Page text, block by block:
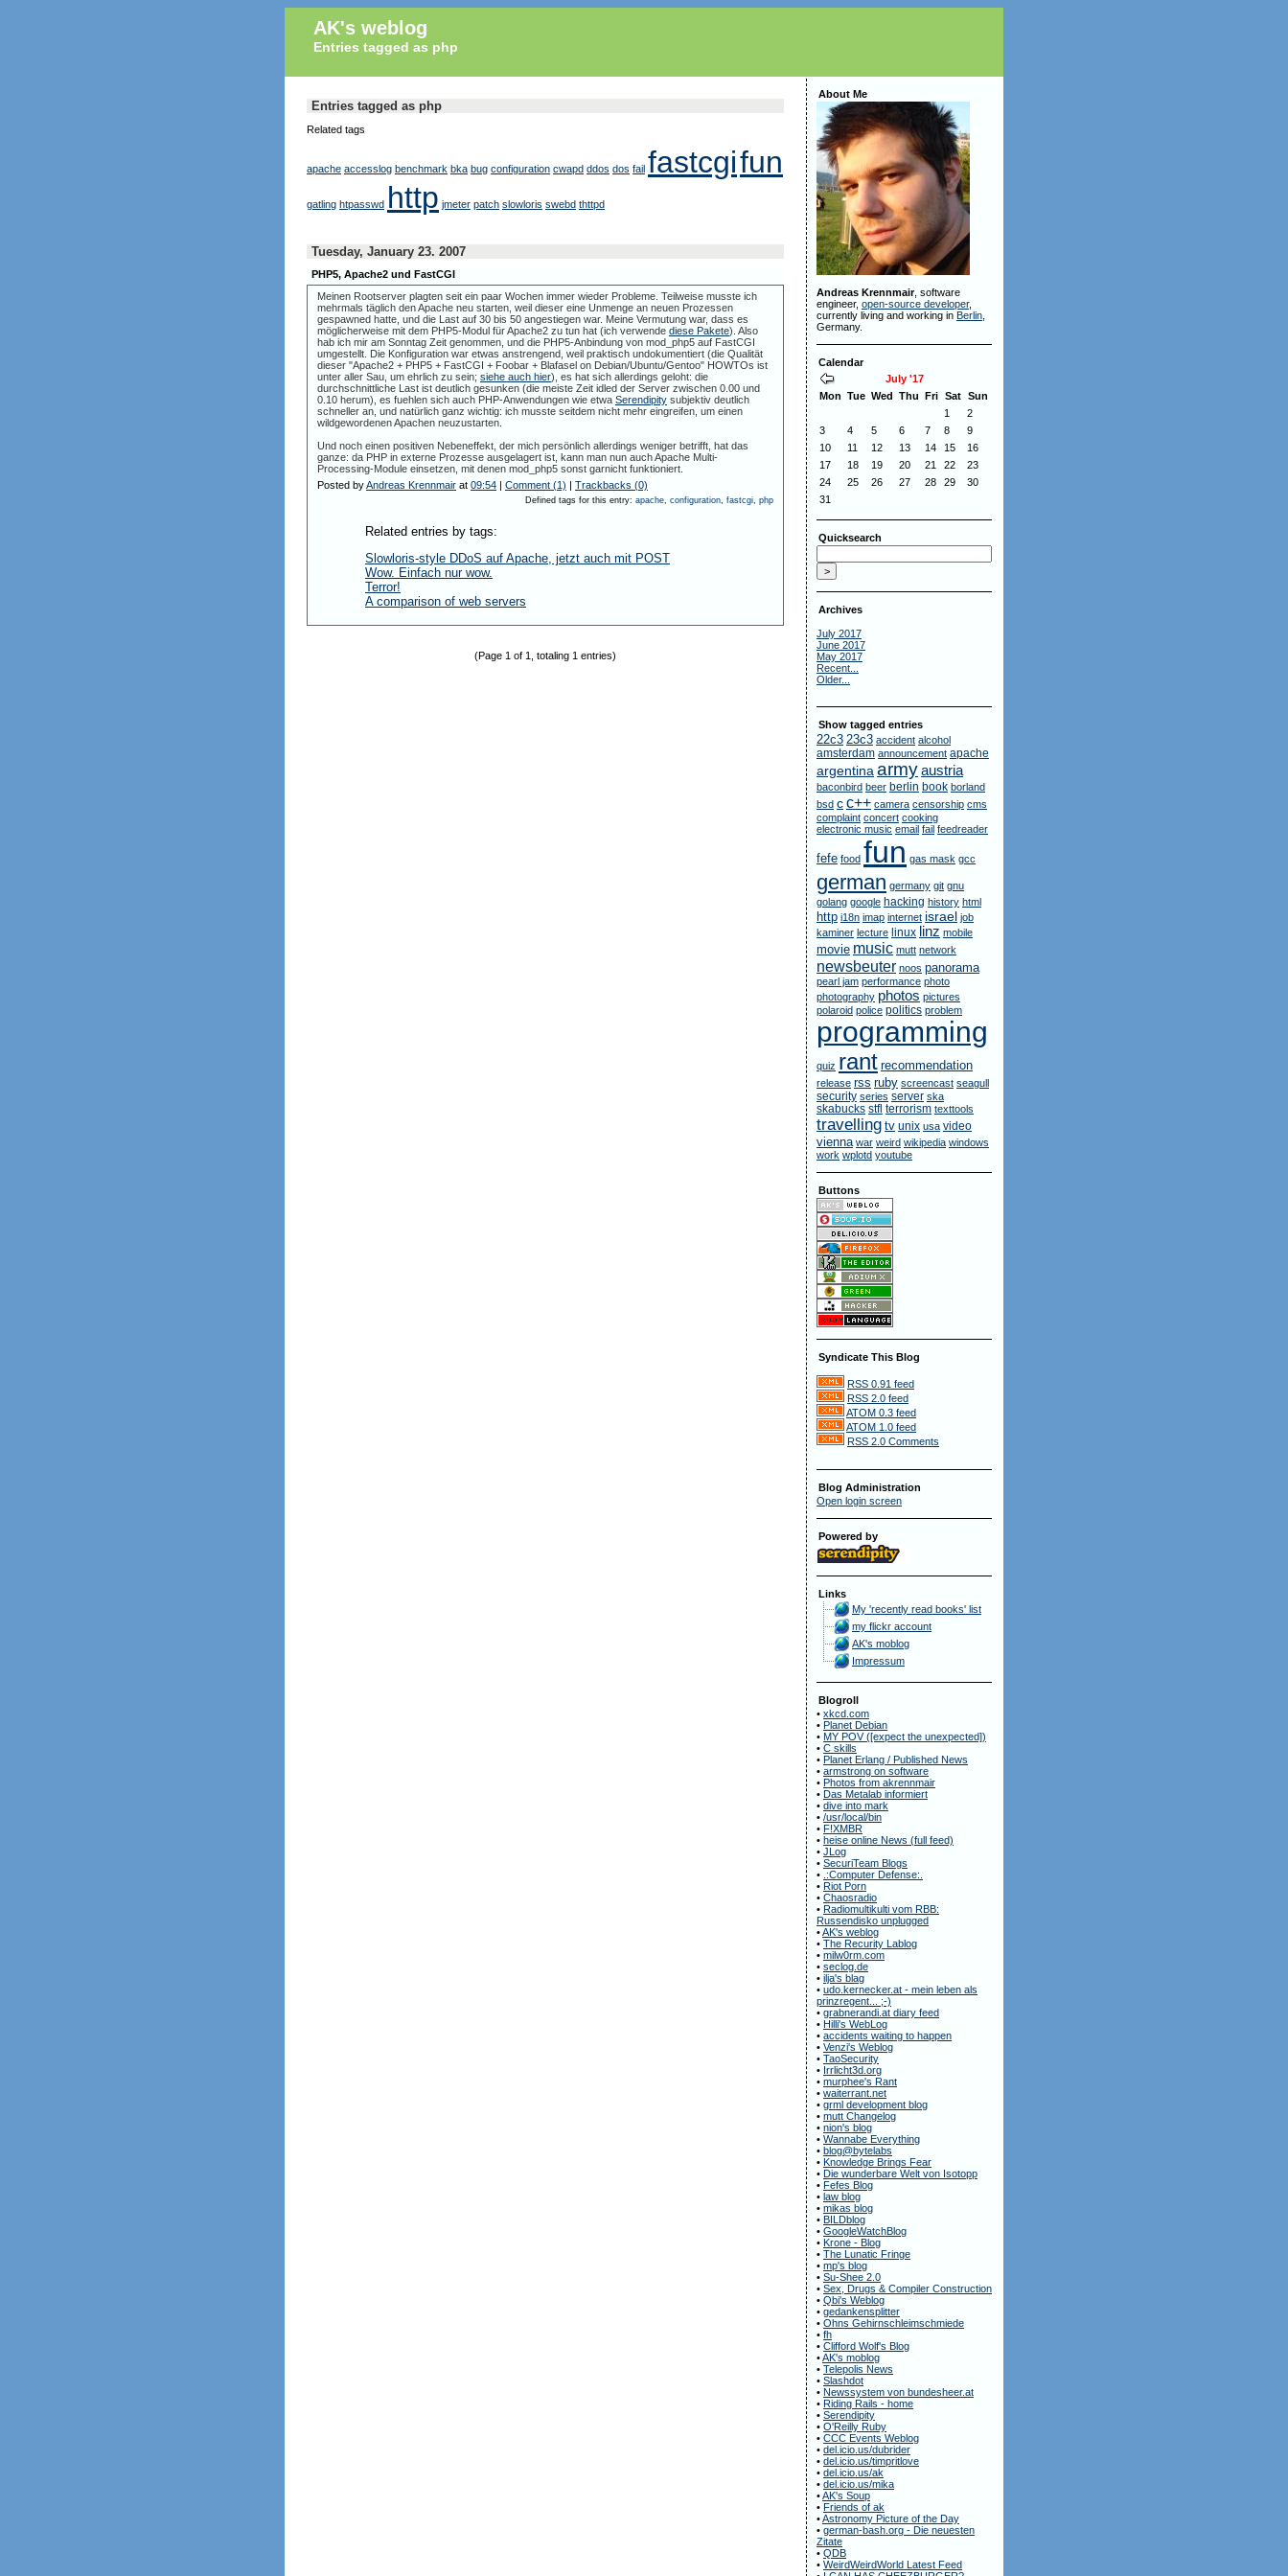
AK's weblog
Entries tagged as php
Entries tagged as php
Related tags
apache accesslog benchmark bka bug configuration cwapd ddos dos fail fastcgifun
gatling htpasswd http jmeter patch slowloris swebd thttpd
Tuesday, January 23. 2007
PHP5, Apache2 und FastCGI
Meinen Rootserver plagten seit ein paar Wochen immer wieder Probleme. Teilweise musste ich
mehrmals täglich den Apache neu starten, weil dieser eine Unmenge an neuen Prozessen
gespawned hatte, und die Last auf 30 bis 50 angestiegen war. Meine Vermutung war, dass es
möglicherweise mit dem PHP5-Modul für Apache2 zu tun hat (ich verwende diese Pakete). Also
hab ich mir am Sonntag Zeit genommen, und die PHP5-Anbindung von mod_php5 auf FastCGI
umgestellt. Die Konfiguration war etwas anstrengend, weil praktisch undokumentiert (die Qualität
dieser "Apache2 + PHP5 + FastCGI + Foobar + Blafasel on Debian/Ubuntu/Gentoo" HOWTOs ist
unter aller Sau, um ehrlich zu sein; siehe auch hier), es hat sich allerdings geloht: die
durchschnittliche Last ist deutlich gesunken (die meiste Zeit idled der Server zwischen 0.00 und
0.10 herum), es fuehlen sich auch PHP-Anwendungen wie etwa Serendipity subjektiv deutlich
schneller an, und natürlich ganz wichtig: ich musste seitdem nicht mehr eingreifen, um einen
wildgewordenen Apachen neuzustarten.
Und noch einen positiven Nebeneffekt, der mich persönlich allerdings weniger betrifft, hat das
ganze: da PHP in externe Prozesse ausgelagert ist, kann man nun auch Apache Multi-
Processing-Module einsetzen, mit denen mod_php5 sonst garnicht funktioniert.
Posted byAndreas Krennmair at 09:54 Comment (1) Trackbacks (0)
Defined tags for this entry: apache, configuration, fastcgi, php
Related entries by tags:
Slowloris-style DDoS auf Apache, jetzt auch mit POST
Wow. Einfach nur wow.
Terror!
A comparison of web servers
(Page 1 of 1, totaling 1 entries)
About Me
Andreas Krennmair, software
engineer, open-source developer,
currently living and working in Berlin
Germany.
Calendar
July '17
Mon Tue Wed Thu Fri Sat
Sun
1
2
3
4 5 6 7 8
9
10
11 12 13 14 15
16
17
18 19 20 21 22
23
24
25 26 27 28 29
30
31
Quicksearch
Archives
July 2017
June 2017
May 2017
Recent...
Older...
Show tagged entries
22c3 23c3 accident alcohol
amsterdam announcement apache
argentinaarmyaustria
baconbird beer berlin book borland
bsd c c++ camera censorship cms
complaint concert cooking
electronic music email fail feedreader
fefe food fun gas mask gcc
german germany git gnu
golang google hacking history html
http i18n imap internet israel job
kaminer lecture linux linz mobile
movie music mutt network
newsbeuter noos panorama
pearl jam performance photo
photography photos pictures
polaroid police politics problem
programming
quiz rant recommendation
release rss ruby screencast seagull
security series server ska
skabucks stfl terrorism texttools
travelling tv unix usa video
vienna war weird wikipedia windows
work wplotd youtube
Buttons
Syndicate This Blog
RSS 0.91 feed
RSS 2.0 feed
ATOM 0.3 feed
ATOM 1.0 feed
RSS 2.0 Comments
Blog Administration
Open login screen
Powered by
Links
My 'recently read books' list
my flickr account
AK's moblog
Impressum
Blogroll
• xkcd.com
• Planet Debian
• MY POV ([expect the unexpected])
• C skills
• Planet Erlang / Published News
• armstrong on software
• Photos from akrennmair
• Das Metalab informiert
• dive into mark
• /usr/local/bin
• F!XMBR
• heise online News (full feed)
• JLog
• SecuriTeam Blogs
• .:Computer Defense:.
• Riot Porn
• Chaosradio
• Radiomultikulti vom RBB:
Russendisko unplugged
•AK's weblog
• The Recurity Lablog
• milw0rm.com
• seclog.de
• ilja's blag
• udo.kernecker.at - mein leben als
prinzregent... ;-)
• grabnerandi.at diary feed
• Hilli's WebLog
• accidents waiting to happen
• Venzi's Weblog
• TaoSecurity
• Irrlicht3d.org
• murphee's Rant
• waiterrant.net
• grml development blog
• mutt Changelog
• nion's blog
• Wannabe Everything
• blog@bytelabs
• Knowledge Brings Fear
• Die wunderbare Welt von Isotopp
• Fefes Blog
• law blog
• mikas blog
• BILDblog
• GoogleWatchBlog
• Krone - Blog
• The Lunatic Fringe
• mp's blog
• Su-Shee 2.0
• Sex, Drugs & Compiler Construction
• Qbi's Weblog
• gedankensplitter
• Ohns Gehirnschleimschmiede
• fh
• Clifford Wolf's Blog
•AK's moblog
• Telepolis News
• Slashdot
• Newssystem von bundesheer.at
• Riding Rails - home
• Serendipity
• O'Reilly Ruby
• CCC Events Weblog
• del.icio.us/dubrider
• del.icio.us/timpritlove
• del.icio.us/ak
• del.icio.us/mika
•AK's Soup
• Friends of ak
•Astronomy Picture of the Day
• german-bash.org - Die neuesten
Zitate
• QDB
• WeirdWeirdWorld Latest Feed